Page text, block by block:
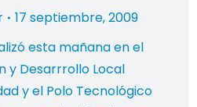
17 septiembre, 2009
esta mañana en el
y Desarrrollo Local
y el Polo Tecnológico